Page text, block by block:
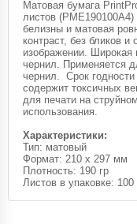
Матовая бумага
листов
белизны и матовая
контраст, без бликов и
изображении. Широкая
чернил. Применяется
чернил. Срок
содержит токсичных
для печати на
использования.
Характеристики:
Тип: матовый
Формат: 210 х 297 мм
Плотность: 190 гр
Листов в упаковке: 100